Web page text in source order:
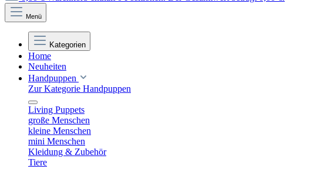
Menü
Kategorien
Home
Neuheiten
Handpuppen
Zur Kategorie Handpuppen
Living Puppets
große Menschen
kleine Menschen
mini Menschen
Kleidung & Zubehör
Tiere